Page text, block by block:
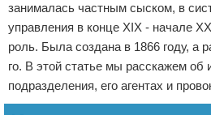
занималась частным сыском, в
управления в конце XIX - начале
роль. Была создана в 1866 году, а
го. В этой статье мы расскажем об
подразделения, его агентах и